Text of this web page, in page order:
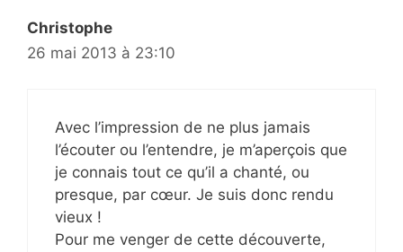
Christophe
26 mai 2013 à 23:10
Avec l’impression de ne plus jamais
l’écouter ou l’entendre, je m’aperçois que
je connais tout ce qu’il a chanté, ou
presque, par cœur. Je suis donc rendu
vieux !
Pour me venger de cette découverte,